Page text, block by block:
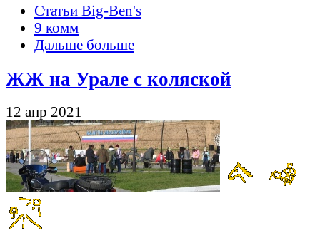
Статьи Big-Ben's
9 комм
Дальше больше
ЖЖ на Урале с коляской
12 апр 2021